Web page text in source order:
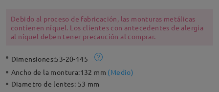
Debido al proceso de fabricación, las monturas metálicas
contienen níquel. Los clientes con antecedentes de alergia
al níquel deben tener precaución al comprar.
Dimensiones:53-20-145
Ancho de la montura:132 mm (Medio)
Diametro de lentes: 53 mm